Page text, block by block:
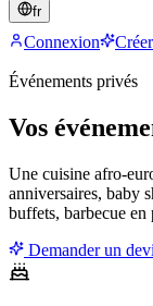
fr
Connexion
Événements privés
Vos
Une cuisine afro-
anniversaires, baby
buffets, barbecue en
Demander un